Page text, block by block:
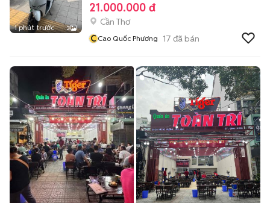
1 phút trước 3
21.000.000 đ
Cần Thơ
CCao Quốc Phương 17 đã bán